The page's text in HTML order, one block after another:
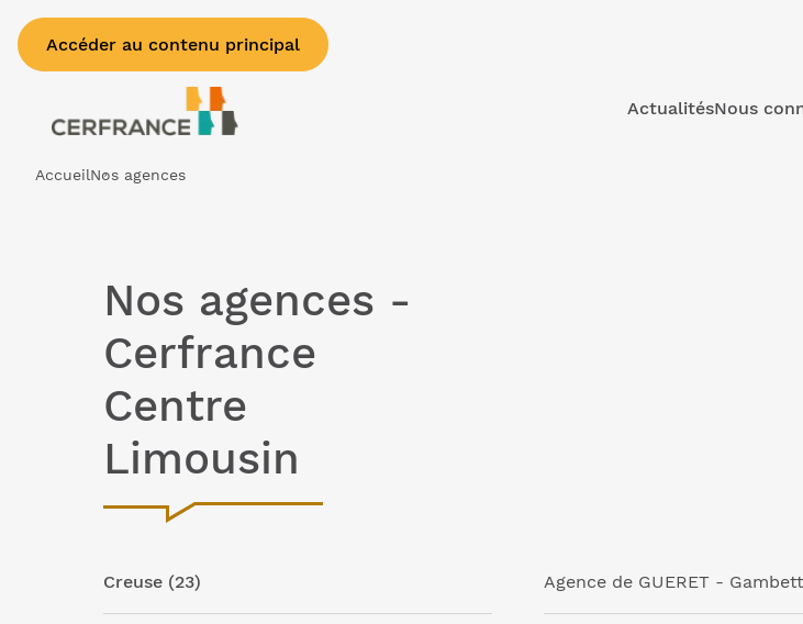
Accéder au contenu principal
ActualitésNous
AccueilNos agences
Nos agences -
Cerfrance
Centre
Limousin
Creuse (23) Agence de GUERET -